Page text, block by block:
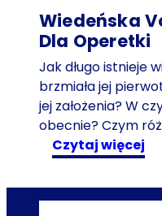
p
o
d
r
ó
ż
y
z
a
Wiedeńska
Dla Operetki
Jak długo istnieje
brzmiała jej
jej założenia? W
obecnie? Czym
czytaj więcej
W
i
e